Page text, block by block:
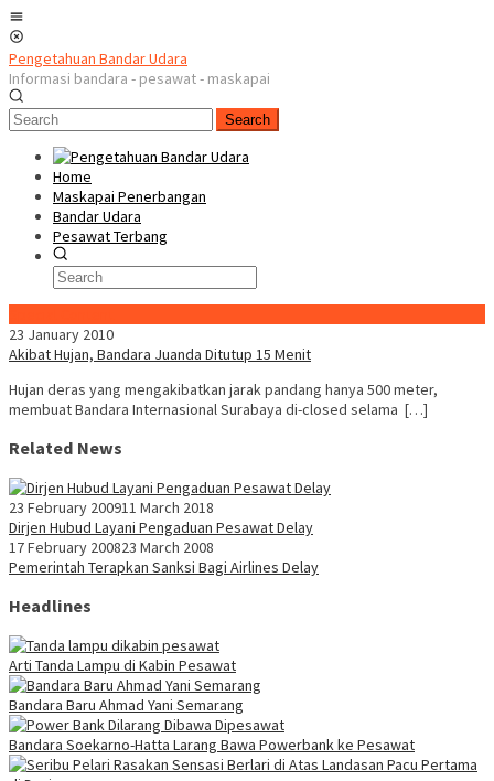
Skip
to
content
Pengetahuan Bandar Udara
Informasi bandara - pesawat - maskapai
Search
Home
Maskapai Penerbangan
Bandar Udara
Pesawat Terbang
23 January 2010
Akibat Hujan, Bandara Juanda Ditutup 15 Menit
Hujan deras yang mengakibatkan jarak pandang hanya 500 meter,
membuat Bandara Internasional Surabaya di-closed selama […]
Related News
23 February 200911 March 2018
Dirjen Hubud Layani Pengaduan Pesawat Delay
17 February 200823 March 2008
Pemerintah Terapkan Sanksi Bagi Airlines Delay
Headlines
Arti Tanda Lampu di Kabin Pesawat
Bandara Baru Ahmad Yani Semarang
Bandara Soekarno-Hatta Larang Bawa Powerbank ke Pesawat